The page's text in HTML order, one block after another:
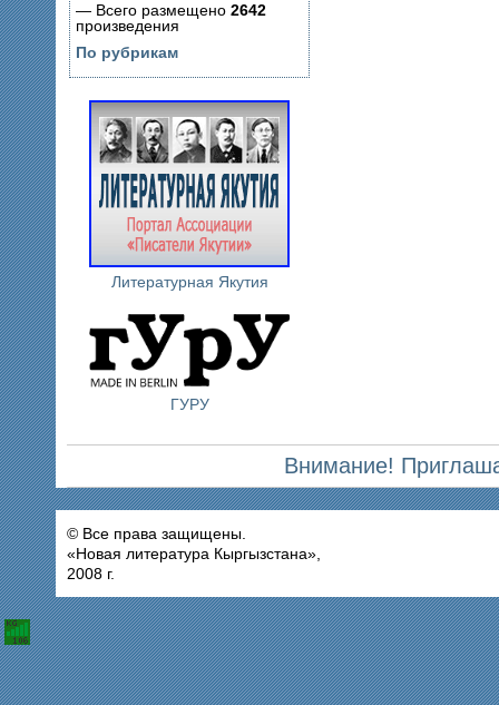
— Всего размещено 2642
произведения
По рубрикам
Литературная Якутия
ГУРУ
Внимание!
© Все права защищены.
«Новая литература Кыргызстана»,
2008 г.